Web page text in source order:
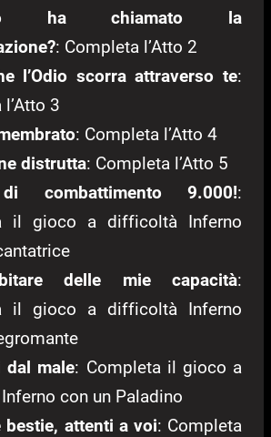
ha chiamato la
: Completa l’Atto 2
l’Odio scorra attraverso te:
3
: Completa l’Atto 4
distrutta: Completa l’Atto 5
combattimento 9.000!:
il gioco a difficoltà Inferno
delle mie capacità:
il gioco a difficoltà Inferno
dal male: Completa il gioco a
con un Paladino
bestie, attenti a voi: Completa